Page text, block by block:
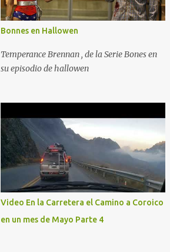
Bonnes en Hallowen
Temperance Brennan , de la Serie Bones en
su episodio de hallowen
Video En la Carretera el Camino a Coroico
en un mes de Mayo Parte 4